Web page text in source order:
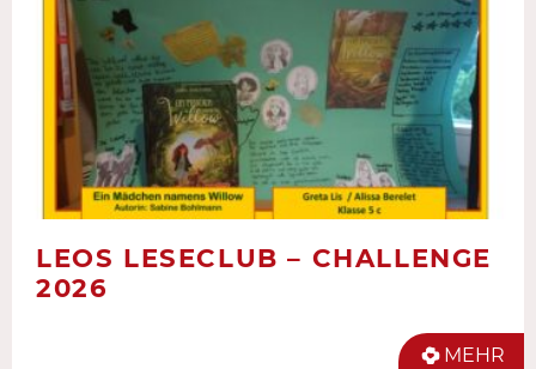
LEOS LESECLUB – CHALLENGE
2026
MEHR